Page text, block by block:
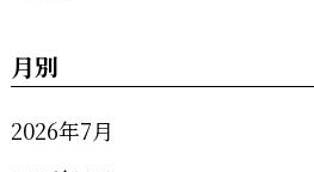
月別
2026年7月